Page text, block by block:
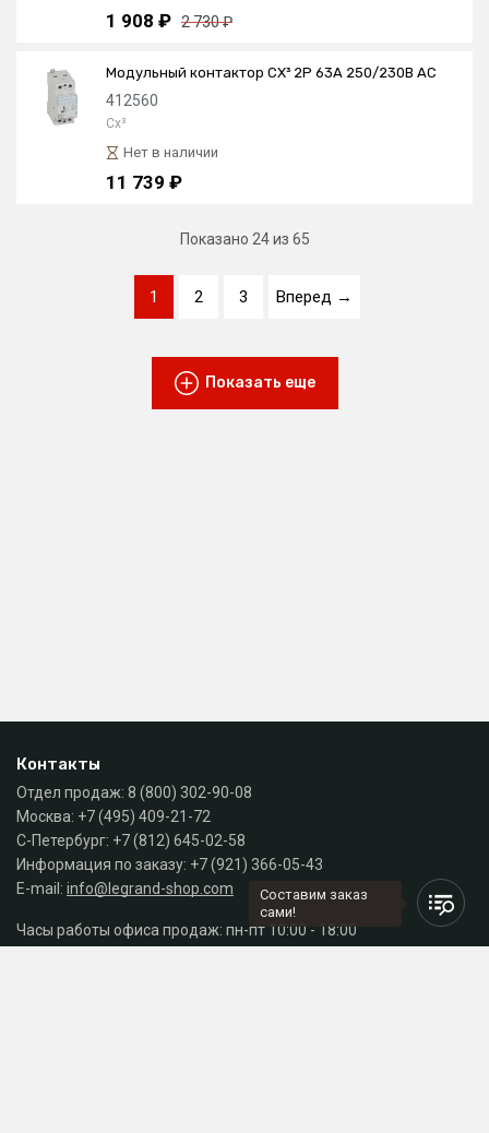
1 908 ₽ 2 730 ₽
Модульный контактор CX³ 2P 63А 250/230В AC
412560
Cx³
Нет в наличии
11 739 ₽
Показано 24из 65
1 2 3 Вперед →
Показать еще
Контакты
Отдел продаж: 8 (800) 302-90-08
Москва: +7 (495) 409-21-72
С-Петербург: +7 (812) 645-02-58
Информация по заказу: +7 (921) 366-05-43
E-mail: info@legrand-shop.com
Часы работы офиса продаж: пн-пт 10:00 - 18:00
Составим заказ
сами!